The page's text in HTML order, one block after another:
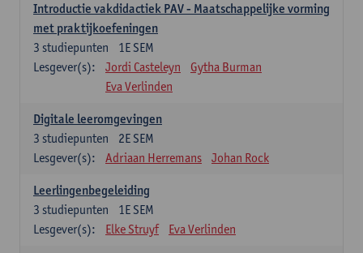
Introductie vakdidactiek PAV - Maatschappelijke vorming
met praktijkoefeningen
1E SEM
3 studiepunten
Lesgever(s):
Jordi Casteleyn
Gytha Burman
Eva Verlinden
Digitale leeromgevingen
2E SEM
3 studiepunten
Lesgever(s):
Adriaan Herremans Johan Rock
Leerlingenbegeleiding
1E SEM
3 studiepunten
Lesgever(s):
Elke Struyf Eva Verlinden